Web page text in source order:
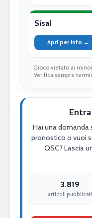
Sisal
Apri per info →
Gioco vietato ai
Verifica sempre
Hai una domanda
pronostico o vuoi
QSC? Lascia
3.819
articoli pubblicati